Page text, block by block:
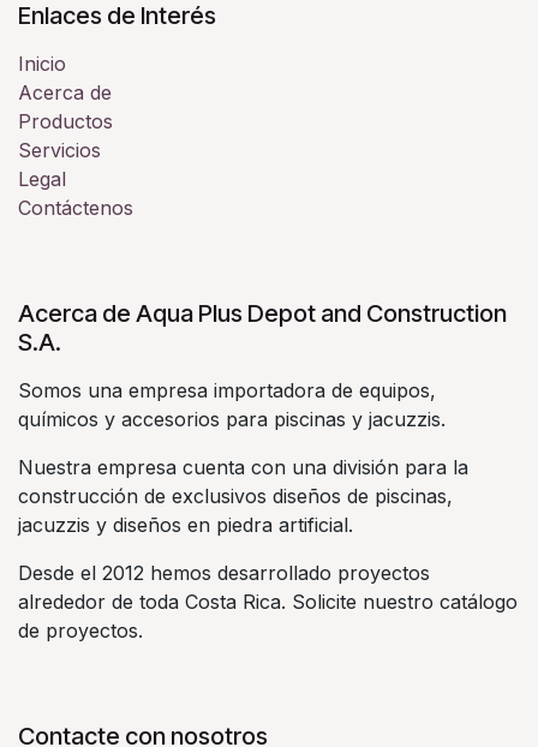
Enlaces de Interés
Inicio
Acerca de
Productos
Servicios
Legal
Contáctenos
Acerca de Aqua Plus Depot and Construction
S.A.
Somos una empresa importadora de equipos,
químicos y accesorios para piscinas y jacuzzis.
Nuestra empresa cuenta con una división para la
construcción de exclusivos diseños de piscinas,
jacuzzis y diseños en piedra artificial.
Desde el 2012 hemos desarrollado proyectos
alrededor de toda Costa Rica. Solicite nuestro catálogo
de proyectos.
Contacte con nosotros